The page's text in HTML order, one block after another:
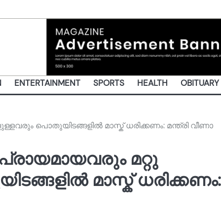
ENTERTAINMENT SPORTS HEALTH OBITUARY
പൊതുയിടങ്ങളിൽ മാസ്ക് ധരിക്കണം: മന്ത്രി വീണാ
മറ്റു
മാസ്ക് ധരിക്കണം: